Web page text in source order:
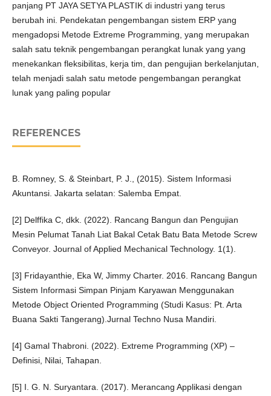
panjang PT JAYA SETYA PLASTIK di industri yang terus
berubah ini. Pendekatan pengembangan sistem ERP yang
mengadopsi Metode Extreme Programming, yang merupakan
salah satu teknik pengembangan perangkat lunak yang yang
menekankan fleksibilitas, kerja tim, dan pengujian berkelanjutan,
telah menjadi salah satu metode pengembangan perangkat
lunak yang paling popular
REFERENCES
B. Romney, S. & Steinbart, P. J., (2015). Sistem Informasi
Akuntansi. Jakarta selatan: Salemba Empat.
[2] Delffika C, dkk. (2022). Rancang Bangun dan Pengujian
Mesin Pelumat Tanah Liat Bakal Cetak Batu Bata Metode Screw
Conveyor. Journal of Applied Mechanical Technology. 1(1).
[3] Fridayanthie, Eka W, Jimmy Charter. 2016. Rancang Bangun
Sistem Informasi Simpan Pinjam Karyawan Menggunakan
Metode Object Oriented Programming (Studi Kasus: Pt. Arta
Buana Sakti Tangerang).Jurnal Techno Nusa Mandiri.
[4] Gamal Thabroni. (2022). Extreme Programming (XP) –
Definisi, Nilai, Tahapan.
[5] I. G. N. Suryantara. (2017). Merancang Applikasi dengan